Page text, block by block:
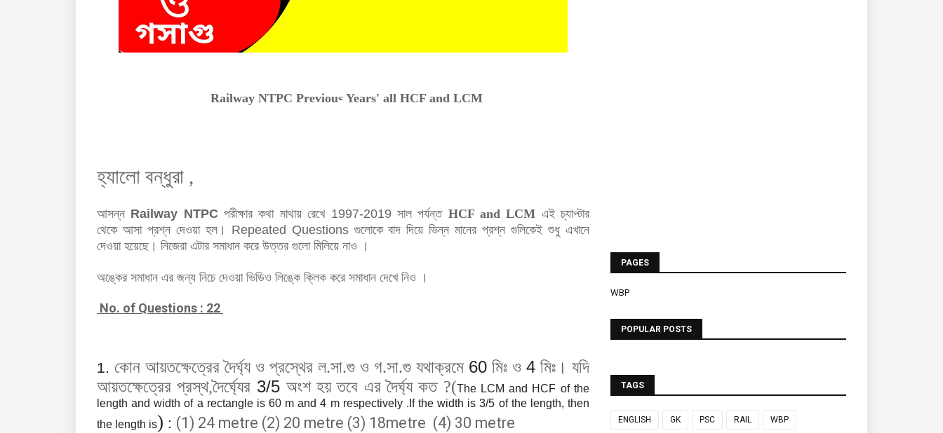
Railway NTPC Previous Years' all HCF and LCM
হ্যালো বন্ধুরা ,
আসন্ন Railway NTPC পরীক্ষার কথা মাথায় রেখে 1997-2019 সাল পর্যন্ত HCF and LCM এই চ্যাপ্টার
থেকে আসা প্রশ্ন দেওয়া হল। Repeated Questions গুলোকে বাদদিয়ে ভিন্ন মানের প্রশ্ন গুলিকেই শুধু এখানে
দেওয়া হয়েছে। নিজেরা এটার সমাধান করে উত্তর গুলো মিলিয়ে নাও ।
অঙ্কের সমাধান এর জন্য নিচে দেওয়া ভিডিও লিঙ্কে ক্লিক করে সমাধান দেখে নিও ।
No. of Questions : 22
1. কোন আয়তক্ষেত্রের দৈর্ঘ্য ও প্রস্থের ল.সা.গু ও গ.সা.গু যথাক্রমে 60 মিঃ ও 4 মিঃ। যদি
আয়তক্ষেত্রের প্রস্থ,দৈর্ঘ্যের 3/5 অংশ হয় তবে এর দৈর্ঘ্য কত ?(The LCM and HCF of the
length and width of a rectangle is 60 m and 4 m respectively .If the width is 3/5 of the length, then
the length is) : (1) 24 metre (2) 20 metre (3) 18metre (4) 30 metre
PAGES
WBP
POPULAR POSTS
TAGS
ENGLISH GK PSC RAIL WBP